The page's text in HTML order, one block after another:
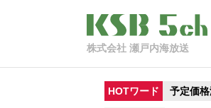
株式会社 瀬戸内海放送
HOTワード 予定価